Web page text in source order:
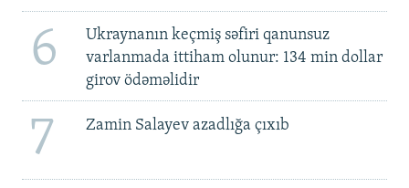
6
Ukraynanın keçmiş səfiri qanunsuz
varlanmada ittiham olunur: 134 min dollar
girov ödəməlidir
7 Zamin Salayev azadlığa çıxıb